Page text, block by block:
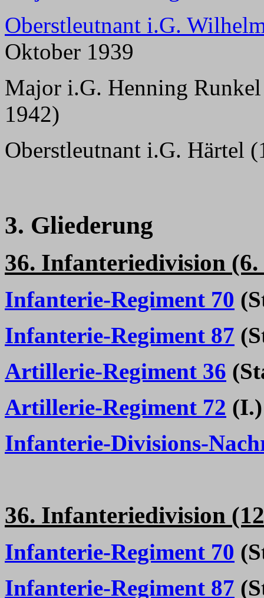
Oberstleutnant i.G.
Oktober 1939
Major i.G. Henning
1942)
Oberstleutnant i.G. Härtel
3. Gliederung
36. Infanteriedivision
Infanterie-Regiment 70
Infanterie-Regiment 87
Artillerie-Regiment 36
Artillerie-Regiment 72 (I.)
Infanterie-Divisions-
36. Infanteriedivision
Infanterie-Regiment 70
Infanterie-Regiment 87